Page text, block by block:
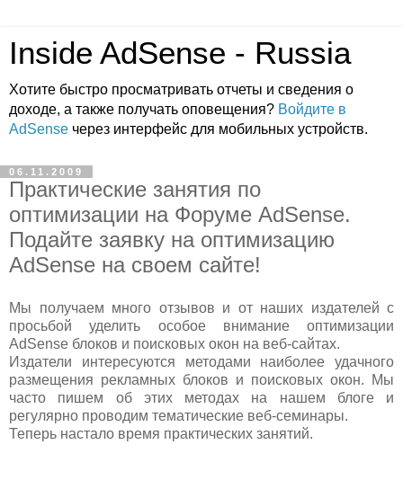
Inside AdSense - Russia
Хотите быстро просматривать отчеты и сведения о
доходе, а также получать оповещения? Войдите в
AdSense через интерфейс для мобильных устройств.
06.11.2009
Практические занятия по
оптимизации на Форуме AdSense.
Подайте заявку на оптимизацию
AdSense на своем сайте!
Мы получаем много отзывов и от наших издателей с
просьбой уделить особое внимание оптимизации
AdSense блоков и поисковых окон на веб-сайтах.
Издатели интересуются методами наиболее удачного
размещения рекламных блоков и поисковых окон. Мы
часто пишем об этих методах на нашем блоге и
регулярно проводим тематические веб-семинары.
Теперь настало время практических занятий.